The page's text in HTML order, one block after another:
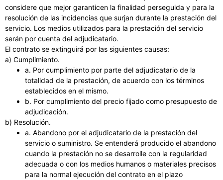
considere que mejor garanticen la finalidad perseguida y para la
resolución de las incidencias que surjan durante la prestación del
servicio. Los medios utilizados para la prestación del servicio
serán por cuenta del adjudicatario.
El contrato se extinguirá por las siguientes causas:
a) Cumplimiento.
a. Por cumplimiento por parte del adjudicatario de la
totalidad de la prestación, de acuerdo con los términos
establecidos en el mismo.
b. Por cumplimiento del precio fijado como presupuesto de
adjudicación.
b) Resolución.
a. Abandono por el adjudicatario de la prestación del
servicio o suministro. Se entenderá producido el abandono
cuando la prestación no se desarrolle con la regularidad
adecuada o con los medios humanos o materiales precisos
para la normal ejecución del contrato en el plazo